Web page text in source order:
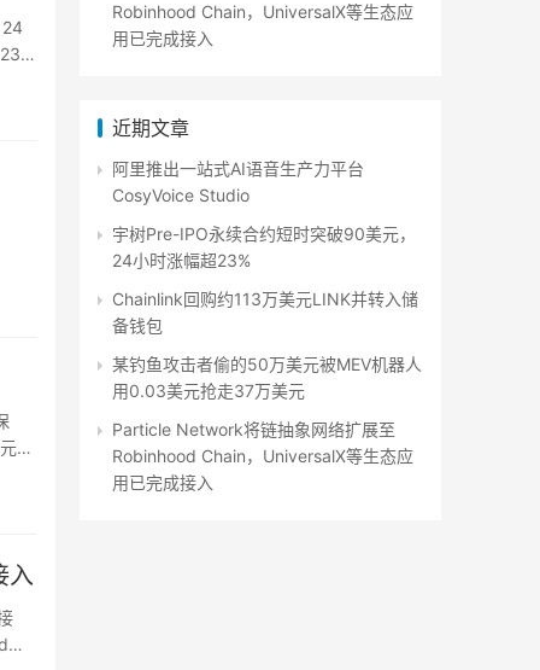
24
万
被
入
Robinhood Chain，UniversalX等生态应
用已完成接入
近期文章
阿里推出一站式AI语音生产力平台
CosyVoice Studio
宇树Pre-IPO永续合约短时突破90美元，
24小时涨幅超23%
Chainlink回购约113万美元LINK并转入储
备钱包
某钓鱼攻击者偷的50万美元被MEV机器人
用0.03美元抢走37万美元
Particle Network将链抽象网络扩展至
Robinhood Chain，UniversalX等生态应
用已完成接入